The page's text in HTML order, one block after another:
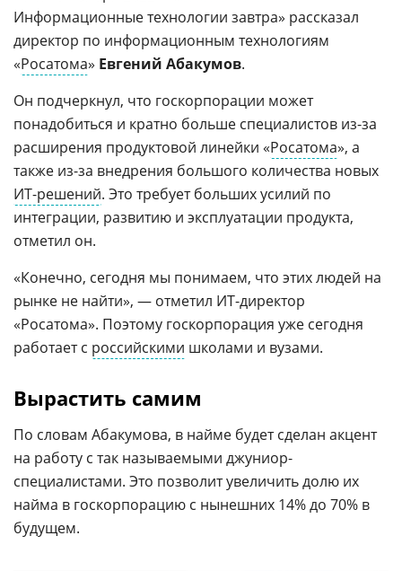
Информационные технологии завтра» рассказал
директор по информационным технологиям
«Росатома» Евгений Абакумов.
Он подчеркнул, что госкорпорации может
понадобиться и кратно больше специалистов из-за
расширения продуктовой линейки «Росатома», а
также из-за внедрения большого количества новых
ИТ-решений. Это требует больших усилий по
интеграции, развитию и эксплуатации продукта,
отметил он.
«Конечно, сегодня мы понимаем, что этих людей на
рынке не найти», — отметил ИТ-директор
«Росатома». Поэтому госкорпорация уже сегодня
работает с российскими школами и вузами.
Вырастить самим
По словам Абакумова, в найме будет сделан акцент
на работу с так называемыми джуниор-
специалистами. Это позволит увеличить долю их
найма в госкорпорацию с нынешних 14% до 70% в
будущем.